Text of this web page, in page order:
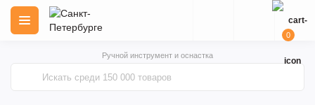
Ручной инструмент и оснастка
0